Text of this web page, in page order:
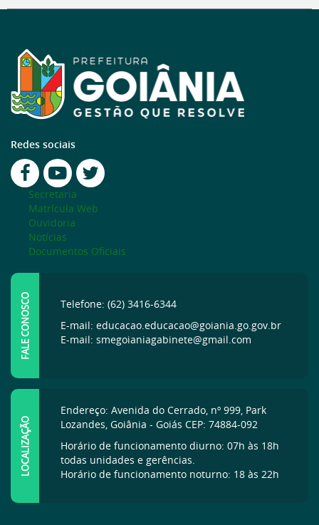
Redes sociais
Secretaria
Matrícula Web
Ouvidoria
Notícias
Documentos Oficiais
FALE CONOSCO
Telefone: (62) 3416-6344
E-mail: educacao.educacao@goiania.go.gov.br
E-mail: smegoianiagabinete@gmail.com
LOCALIZAÇÃO
Endereço: Avenida do Cerrado, nº 999, Park
Lozandes, Goiânia - Goiás CEP: 74884-092
Horário de funcionamento diurno: 07h às 18h
todas unidades e gerências.
Horário de funcionamento noturno: 18 às 22h